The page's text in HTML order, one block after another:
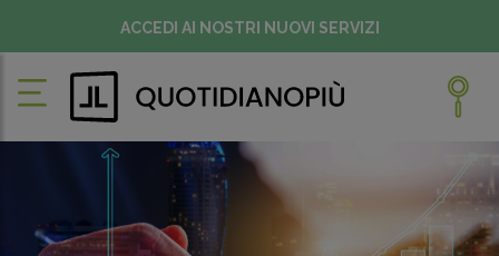
ACCEDI AI NOSTRI NUOVI SERVIZI